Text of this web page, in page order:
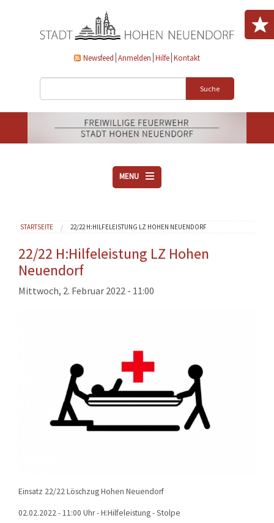
Newsfeed Anmelden Hilfe Kontakt
Suche
MENU
VEREINE
AKTUELLES
KONTAKT
Sie sind hier
STARTSEITE 22/22 H:HILFELEISTUNG LZ HOHEN NEUENDORF
22/22 H:Hilfeleistung LZ Hohen
Neuendorf
Mittwoch, 2. Februar 2022 - 11:00
Einsatz 22/22 Löschzug Hohen Neuendorf
02.02.2022 - 11:00 Uhr - H:Hilfeleistung - Stolpe